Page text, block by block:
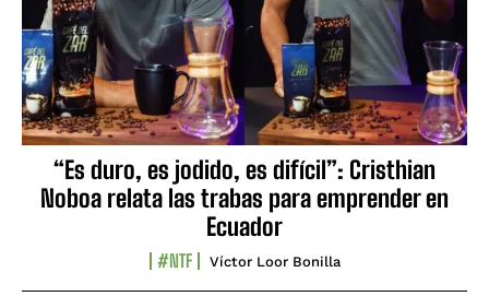
“Es duro, es jodido, es difícil”: Cristhian
Noboa relata las trabas para emprender en
Ecuador
#NTF Víctor Loor Bonilla